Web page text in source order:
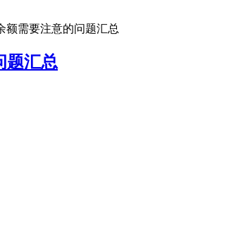
额需要注意的问题汇总
题汇总